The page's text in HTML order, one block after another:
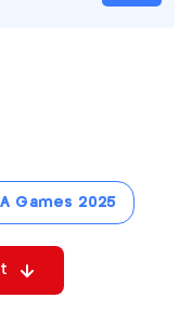
Games 2025